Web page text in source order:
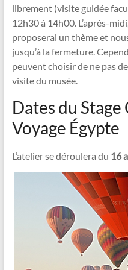
librement (visite guidée
12h30 à 14h00. L’après-
proposerai un thème et
jusqu’à la fermeture.
peuvent choisir de ne pas
visite du musée.
Dates du Stage
Voyage Égypte
L’atelier se déroulera du 16